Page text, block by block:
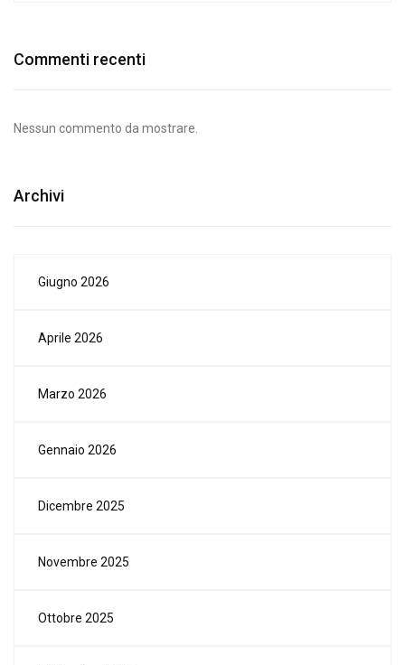
Commenti recenti
Nessun commento da mostrare.
Archivi
Giugno 2026
Aprile 2026
Marzo 2026
Gennaio 2026
Dicembre 2025
Novembre 2025
Ottobre 2025